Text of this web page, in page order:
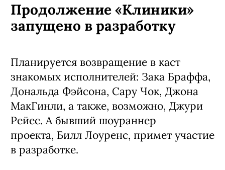
Продолжение «Клиники»
запущено в разработку
Планируется возвращение в каст
знакомых исполнителей: Зака Браффа,
Дональда Фэйсона, Сару Чок, Джона
МакГинли, а также, возможно, Джури
Рейес. А бывший шоураннер
проекта, Билл Лоуренс, примет участие
в разработке.